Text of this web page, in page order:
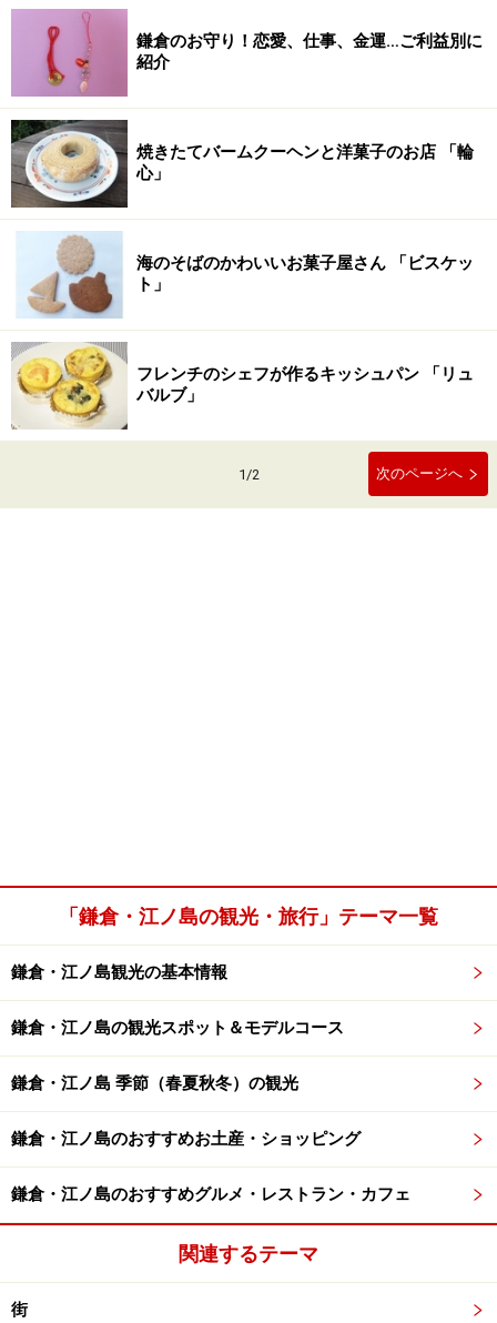
鎌倉のお守り！恋愛、仕事、金運…ご利益別に
紹介
焼きたてバームクーヘンと洋菓子のお店 「輪
心」
海のそばのかわいいお菓子屋さん 「ビスケッ
ト」
フレンチのシェフが作るキッシュパン 「リュ
バルブ」
1/2 次のページへ
「鎌倉・江ノ島の観光・旅行」テーマ一覧
鎌倉・江ノ島観光の基本情報
鎌倉・江ノ島の観光スポット＆モデルコース
鎌倉・江ノ島 季節（春夏秋冬）の観光
鎌倉・江ノ島のおすすめお土産・ショッピング
鎌倉・江ノ島のおすすめグルメ・レストラン・カフェ
関連するテーマ
街